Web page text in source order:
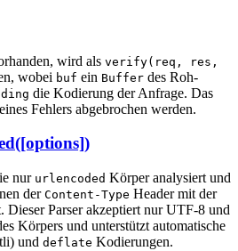
wird als verify(req, res,
wobei buf ein Buffer des Roh-
die Kodierung der Anfrage. Das
Fehlers abgebrochen werden.
nur urlencoded Körper analysiert und
der Content-Type Header mit der
Dieser Parser akzeptiert nur UTF-8 und
Körpers und unterstützt automatische
und deflate Kodierungen.